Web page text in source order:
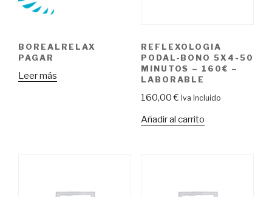
BOREALRELAX
PAGAR
Leer más
REFLEXOLOGIA
PODAL-BONO 5X4-50
MINUTOS – 160€ –
LABORABLE
160,00€ Iva Incluido
Añadir al carrito